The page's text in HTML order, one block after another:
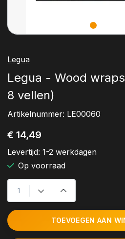
Legua
Legua - Wood
8 vellen)
Artikelnummer: LE00060
€ 14,49
Levertijd: 1-2 werkdagen
Op voorraad
TOEVOEGEN AAN